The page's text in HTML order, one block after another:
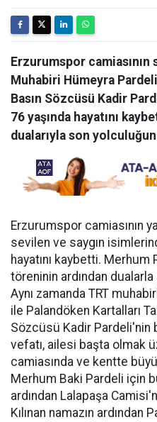
Erzurumspor
Muhabiri Hümeyra
Basın Sözcüsü Kadir
76 yaşında hayatını
dualarıyla son
Erzurumspor camiasının
sevilen ve saygın
hayatını kaybetti.
töreninin ardından
Aynı zamanda TRT
ile Palandöken Kartalları
Sözcüsü Kadir Pardeli'nin
vefatı, ailesi başta olmak
camiasında ve kentte
Merhum Baki Pardeli için
ardından Lalapaşa
Kılınan namazın ardından